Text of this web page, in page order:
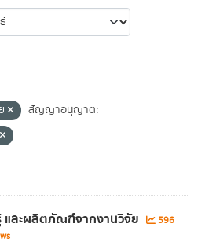
สัญญาอนุญาต:
และผลิตภัณฑ์จากงานวิจัย
596